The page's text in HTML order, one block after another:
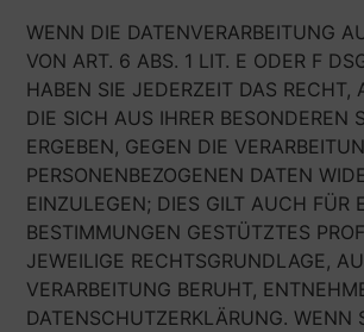
WENN DIE DATENVERARBEITUNG
VON ART. 6 ABS. 1 LIT. E ODER F
HABEN SIE JEDERZEIT DAS RECHT,
DIE SICH AUS IHRER BESONDEREN
ERGEBEN, GEGEN DIE
PERSONENBEZOGENEN DATEN
EINZULEGEN; DIES GILT AUCH FÜR
BESTIMMUNGEN GESTÜTZTES
JEWEILIGE RECHTSGRUNDLAGE,
VERARBEITUNG BERUHT,
DATENSCHUTZERKLÄRUNG. WENN